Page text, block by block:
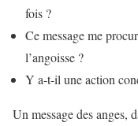
fois ?
Ce message me
l’angoisse ?
Y a-t-il une action
Un message des anges,